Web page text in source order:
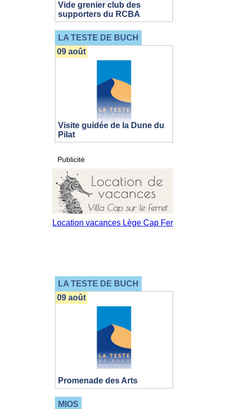
Vide grenier club des
supporters du RCBA
LA TESTE DE BUCH
Visite guidée de la Dune du
Pilat
09 août
Publicité
LA TESTE DE BUCH
Promenade des Arts
09 août
MIOS